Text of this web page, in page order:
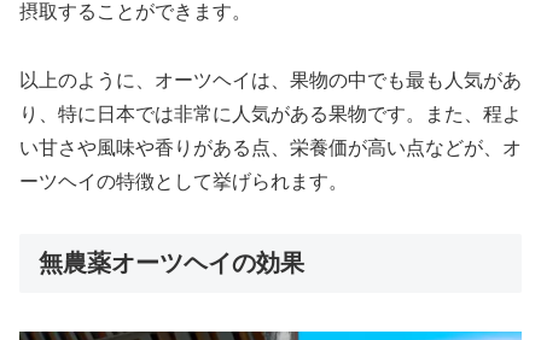
摂取することができます。
以上のように、オーツヘイは、果物の中でも最も人気があ
り、特に日本では非常に人気がある果物です。また、程よ
い甘さや風味や香りがある点、栄養価が高い点などが、オ
ーツヘイの特徴として挙げられます。
無農薬オーツヘイの効果